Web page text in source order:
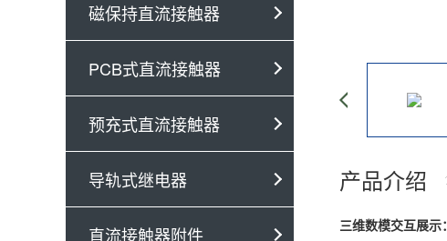
磁保持直流接触器
PCB式直流接触器
预充式直流接触器
导轨式继电器
直流接触器附件
产品介绍
三维数模交互展示：